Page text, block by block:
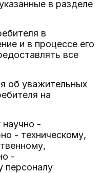
в разделе
в
и в процессе его
все
об уважительных
на
научно -
- техническому,
-
персоналу